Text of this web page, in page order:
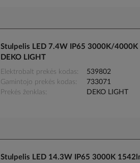
Stulpelis LED 7.4W IP65 3000K/
DEKO LIGHT
Elektrobalt prekės kodas
539802
Gamintojo prekės kodas
733071
Prekės ženklas
DEKO LIGHT
Stulpelis LED 14.3W IP65 3000K